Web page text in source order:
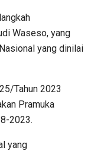
Waseso, yang
yang dinilai
Tahun 2023
Pramuka
2023.
yang